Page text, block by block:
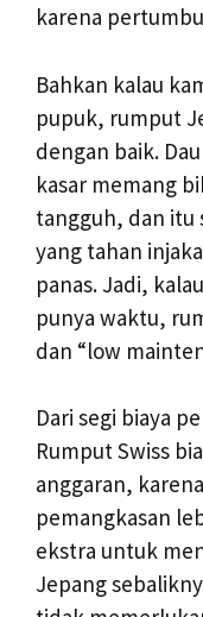
karena
Bahkan kalau
pupuk, rumput
dengan baik.
kasar memang
tangguh, dan itu
yang tahan
panas. Jadi,
punya waktu,
dan “low
Dari segi biaya
Rumput Swiss
anggaran,
pemangkasan
ekstra untuk
Jepang